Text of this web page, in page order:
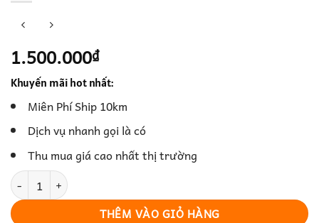
1.500.000₫
Khuyến mãi hot nhất:
Miên Phí Ship 10km
Dịch vụ nhanh gọi là có
Thu mua giá cao nhất thị trường
BÀN KÊ ĐỒ GỖ GỤ CŨ số lượng
THÊM VÀO GIỎ HÀNG